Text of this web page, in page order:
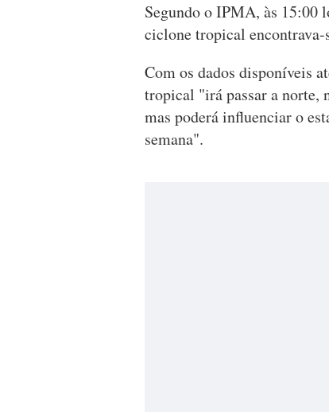
Segundo o IPMA, às 15:00
ciclone tropical encontrava-
Com os dados disponíveis
tropical "irá passar a norte,
mas poderá influenciar o
semana".